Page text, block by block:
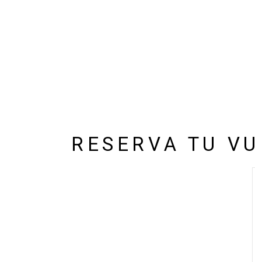
RESERVA TU